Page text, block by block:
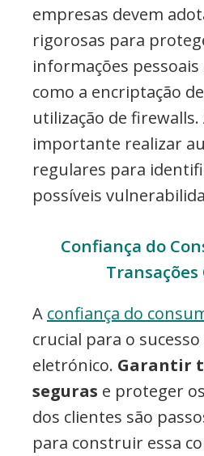
empresas devem
rigorosas para
informações pessoais
como a encriptação
utilização de firewalls.
importante realizar
regulares para
possíveis
Confiança do
A confiança do
crucial para o
eletrónico. Garantir
seguras e proteger
dos clientes são
para construir essa